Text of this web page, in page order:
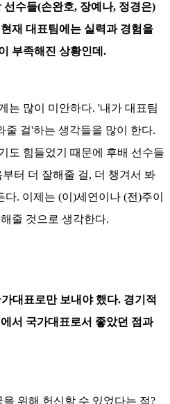
수들(손완호, 장예나, 정경은)
재 대표팀에는 실력과 경험을
부족해진 상황인데.
는 많이 미안하다. '내가 대표팀
줄 걸'하는 생각들을 많이 한다.
도 힘들었기 때문에 후배 선수들
터 더 잘해줄 걸, 더 챙겨서 봐
. 이제는 (이)세연이나 (전)주이
줄 것으로 생각한다.
대표로만 보내야 했다. 경기적
서 국가대표로서 좋았던 점과
위해 헌신할 수 있었다는 점?